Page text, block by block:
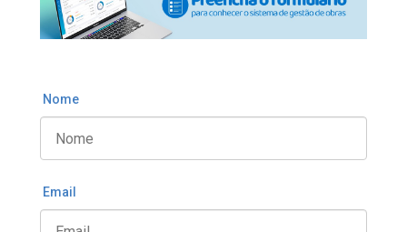
Nome
Email